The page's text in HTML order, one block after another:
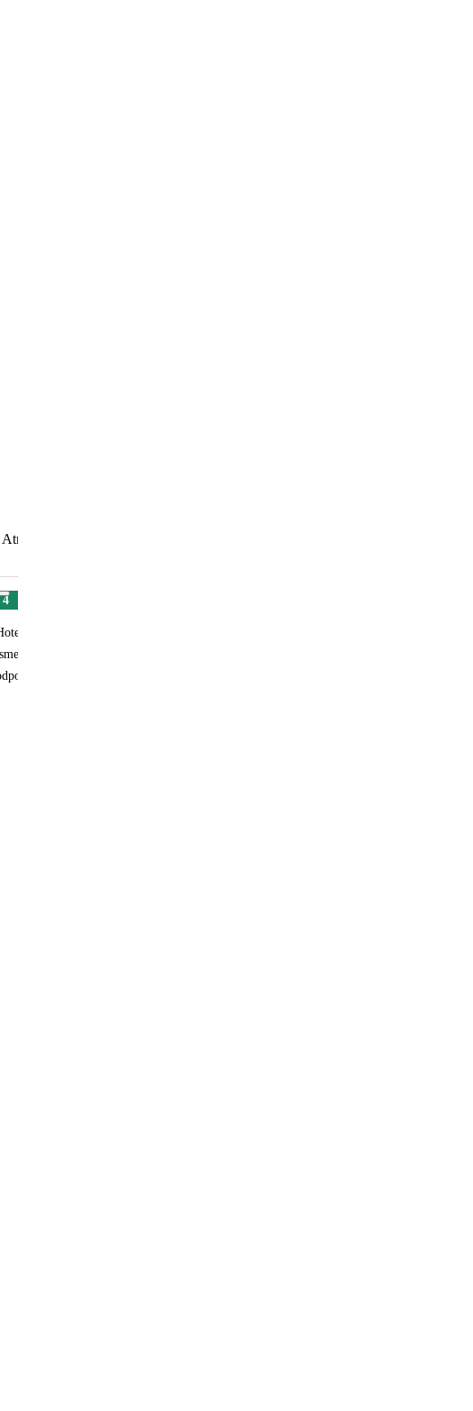
Atrakce v okolí
4
pěkný,čistý, hotelová služba výborná, jídlo spokojenost, ale co mě udivilo u all inclusive dostanete k jídlu jen 1dc vína,
ještě 1 dc museli jsme si jí přikoupit.V baru u bazénu víno vůbec neměli, jen míchané nápoje...pláž 350m od hotelu to tak